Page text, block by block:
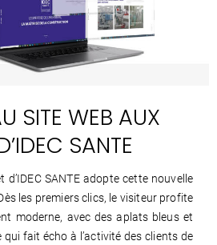
SITE WEB AUX
SANTE
SANTE adopte cette nouvelle
les premiers clics, le visiteur profite
moderne, avec des aplats bleus et
fait écho à l’activité des clients de